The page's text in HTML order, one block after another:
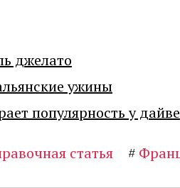
джелато
ужины
популярность у
статья #